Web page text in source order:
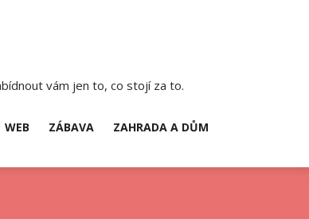
vám jen to, co stojí za to.
WEB ZÁBAVA ZAHRADA A DŮM